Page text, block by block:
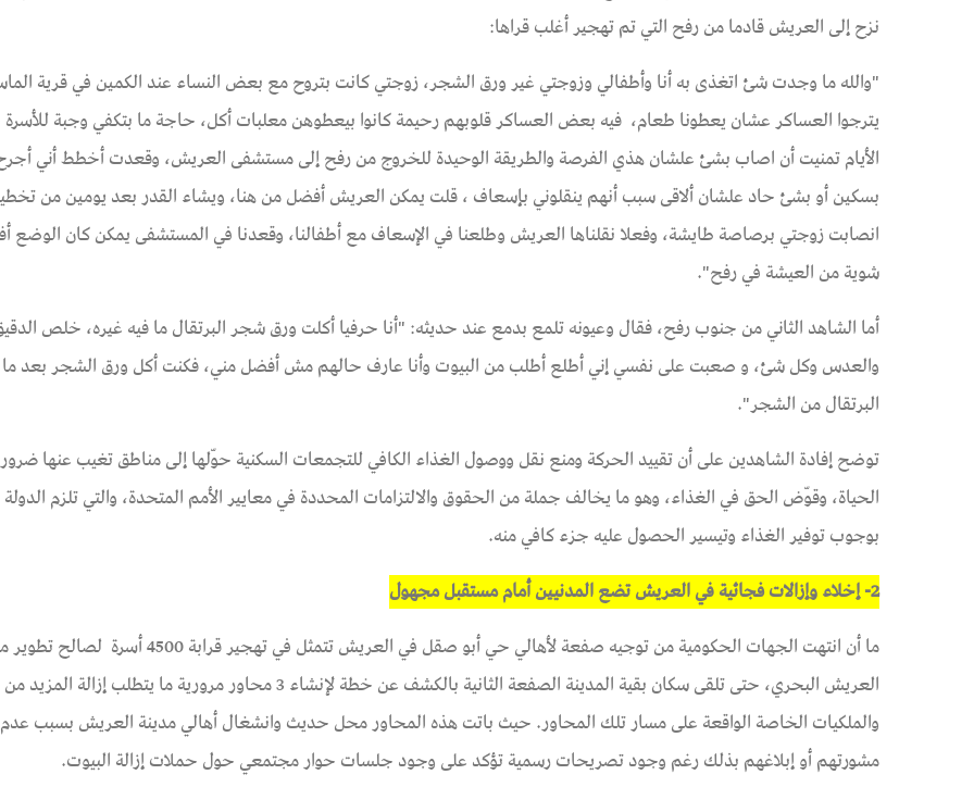
نزح إلى العريش قادما من رفح التي تم تهجير أغلب قراها:
"والله ما وجدت شئ اتغذى به أنا وأطفالي وزوجتي غير ورق الشجر، زوجتي كانت بتروح مع بعض النساء عند الكمين في قرية
يترجوا العساكر عشان يعطونا طعام، فيه بعض العساكر قلوبهم رحيمة كانوا بيعطوهن معلبات أكل، حاجة ما بتكفي وجبة
الأيام تمنيت أن اصاب بشئ علشان هذي الفرصة والطريقة الوحيدة للخروج من رفح إلى مستشفى العريش، وقعدت أخطط أني
بسكين أو بشئ حاد علشان ألاقى سبب أنهم ينقلوني بإسعاف ، قلت يمكن العريش أفضل من هنا، ويشاء القدر بعد يومين من
انصابت زوجتي برصاصة طايشة، وفعلا نقلناها العريش وطلعنا في الإسعاف مع أطفالنا، وقعدنا في المستشفى يمكن كان الوضع
شوية من العيشة في رفح".
أما الشاهد الثاني من جنوب رفح، فقال وعيونه تلمع بدمع عند حديثه: "أنا حرفيا أكلت ورق شجر البرتقال ما فيه غيره، خلص
والعدس وكل شئ، و صعبت على نفسي إني أطلع أطلب من البيوت وأنا عارف حالهم مش أفضل مني، فكنت أكل ورق الشجر بعد
البرتقال من الشجر".
توضح إفادة الشاهدين على أن تقييد الحركة ومنع نقل ووصول الغذاء الكافي للتجمعات السكنية حوّلها إلى مناطق تغيب عنها
الحياة، وقوّض الحق في الغذاء، وهو ما يخالف جملة من الحقوق والالتزامات المحددة في معايير الأمم المتحدة، والتي تلزم
بوجوب توفير الغذاء وتيسير الحصول عليه جزء كافي منه.
2- إخلاء وإزالات فجائية في العريش تضع المدنيين أمام مستقبل مجهول
ما أن انتهت الجهات الحكومية من توجيه صفعة لأهالي حي أبو صقل في العريش تتمثل في تهجير قرابة 4500
العريش البحري، حتى تلقى سكان بقية المدينة الصفعة الثانية بالكشف عن خطة لإنشاء 3 محاور مرورية ما يتطلب
والملكيات الخاصة الواقعة على مسار تلك المحاور. حيث باتت هذه المحاور محل حديث وانشغال أهالي مدينة العريش بسبب عدم
مشورتهم أو إبلاغهم بذلك رغم وجود تصريحات رسمية تؤكد على وجود جلسات حوار مجتمعي حول حملات إزالة البيوت.